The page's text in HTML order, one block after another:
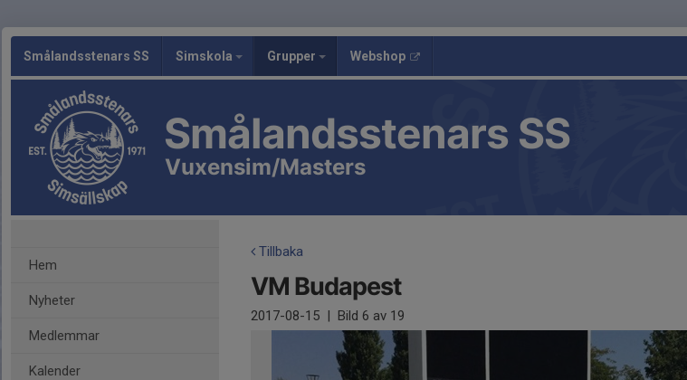
Smålandsstenars SS Simskola Grupper Webshop
Smålandsstenars SS
Vuxensim/Masters
Hem
Nyheter
Medlemmar
Kalender
Tillbaka
VM Budapest
2017-08-15 | Bild 6 av 19